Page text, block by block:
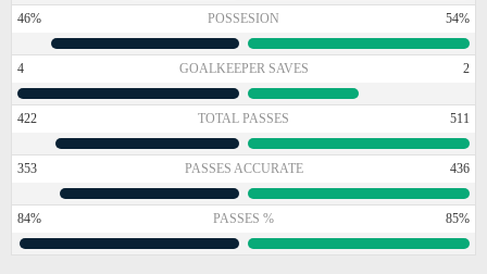
46% POSSESION 54%
4 GOALKEEPER SAVES 2
422 TOTAL PASSES 511
353 PASSES ACCURATE 436
84% PASSES % 85%